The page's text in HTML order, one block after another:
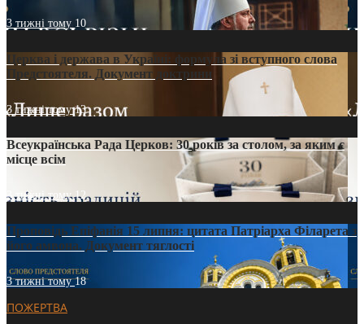
3 тижні тому 10
Церква і держава в Україні: формула зі вступного слова
Предстоятеля. Документ доктрини
3 тижні тому13
Всеукраїнська Рада Церков: 30 років за столом, за яким є
місце всім
3 тижні тому12
Проповідь Епіфанія 15 липня: цитата Патріарха Філарета з
його амвона. Документ тяглості
3 тижні тому18
ПОЖЕРТВА